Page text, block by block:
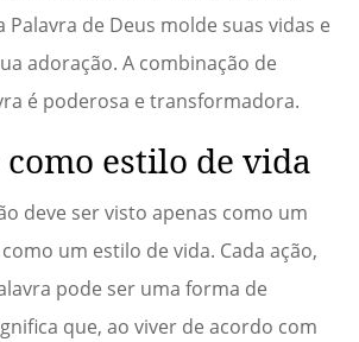
de Deus molde suas vidas e
adoração. A combinação de
é poderosa e transformadora.
estilo de vida
deve ser visto apenas como um
um estilo de vida. Cada ação,
pode ser uma forma de
que, ao viver de acordo com